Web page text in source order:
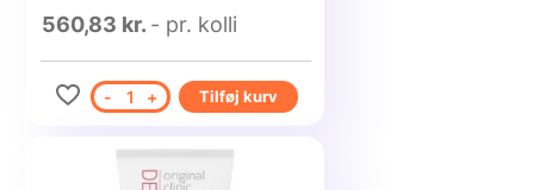
500 stk.
560,83 kr. - pr. kolli
- 1 + Tilføj kurv